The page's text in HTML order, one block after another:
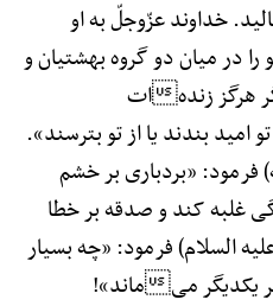
خداوند عزّ‌وجلّ به او
در میان دو گروه بهشتیان و
هرگز زندهات
بندند یا از تو بترسند».
فرمود: «بردباری بر خشم
غلبه کند و صدقه بر خطا
السلام) فرمود: «چه بسیار
یکدیگر میماند»!